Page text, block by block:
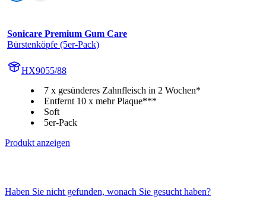
Sonicare Premium Gum Care
Bürstenköpfe (5er-Pack)
HX9055/88
7 x gesünderes Zahnfleisch in 2 Wochen*
Entfernt 10 x mehr Plaque***
Soft
5er-Pack
Produkt anzeigen
Haben Sie nicht gefunden, wonach Sie gesucht haben?